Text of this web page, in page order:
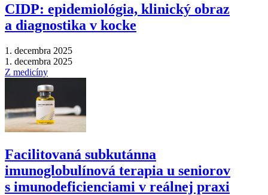
CIDP: epidemiológia, klinický obraz
a diagnostika v kocke
1. decembra 2025
1. decembra 2025
Z medicíny
Facilitovaná subkutánna
imunoglobulínová terapia u seniorov
s imunodeficienciami v reálnej praxi